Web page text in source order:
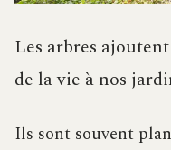
Les arbres
de la vie à nos
Ils sont souvent